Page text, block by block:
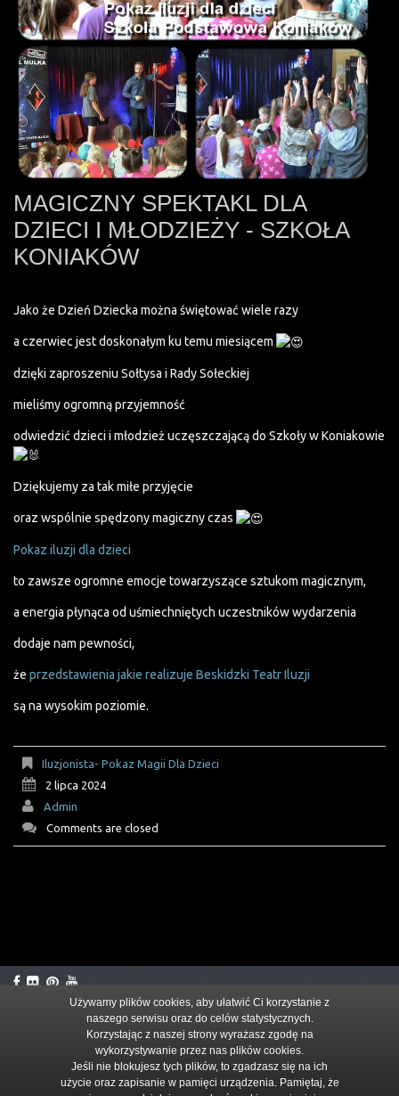
MAGICZNY SPEKTAKL DLA
DZIECI I MŁODZIEŻY - SZKOŁA
KONIAKÓW
Jako że Dzień Dziecka można świętować wiele razy
a czerwiec jest doskonałym ku temu miesiącem
dzięki zaproszeniu Sołtysa i Rady Sołeckiej
mieliśmy ogromną przyjemność
odwiedzić dzieci i młodzież uczęszczającą do Szkoły w Koniakowie
Dziękujemy za tak miłe przyjęcie
oraz wspólnie spędzony magiczny czas
Pokaz iluzji dla dzieci
to zawsze ogromne emocje towarzyszące sztukom magicznym,
a energia płynąca od uśmiechniętych uczestników wydarzenia
dodaje nam pewności,
że przedstawienia jakie realizuje Beskidzki Teatr Iluzji
są na wysokim poziomie.
Iluzjonista- Pokaz Magii Dla Dzieci
2 lipca 2024
Admin
Comments are closed
Używamy plików cookies, aby ułatwić Ci korzystanie z
naszego serwisu oraz do celów statystycznych.
Korzystając z naszej strony wyrażasz zgodę na
wykorzystywanie przez nas plików cookies.
Jeśli nie blokujesz tych plików, to zgadzasz się na ich
użycie oraz zapisanie w pamięci urządzenia. Pamiętaj, że